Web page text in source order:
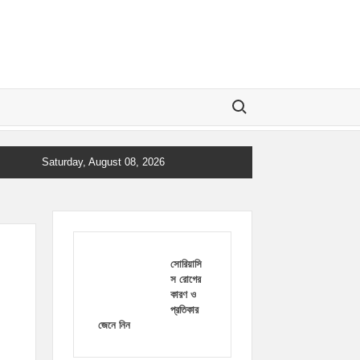
Search for:
Saturday, August 08, 2026
সোরিয়াসি
স রোগের
কারণ ও
প্রতিকার
জেনে নিন